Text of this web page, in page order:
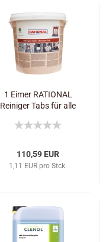
1 Eimer RATIONAL
Reiniger Tabs für alle
100 Stck.
110,59 EUR
1,11 EUR pro Stck.